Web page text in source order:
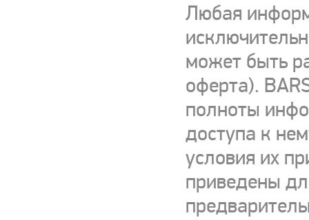
Любая
может быть
оферта).
полноты
доступа к
условия их
приведены